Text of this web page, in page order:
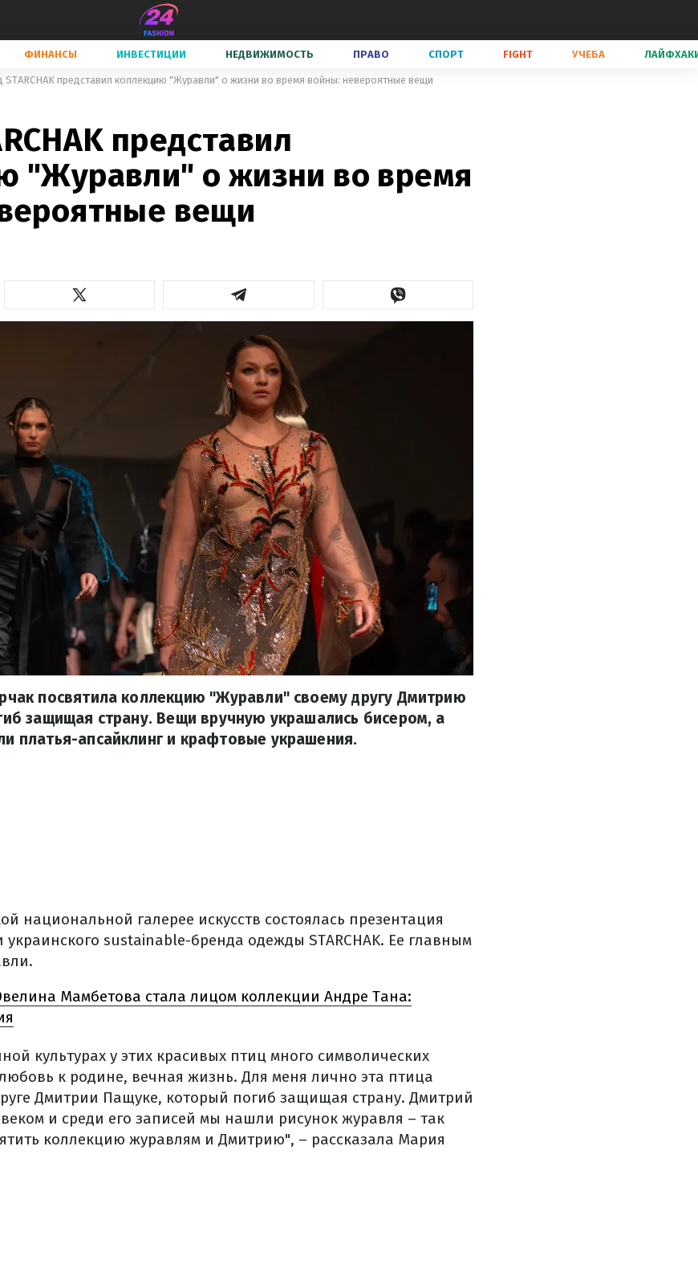
ФИНАНСЫ ИНВЕСТИЦИИ НЕДВИЖИМОСТЬ ПРАВО СПОРТ FIGHT УЧЕБА
STARCHAK представил коллекцию "Журавли" о жизни во время войны: невероятные вещи
представил
"Журавли" о жизни во время
вещи
посвятила коллекцию "Журавли" своему другу Дмитрию
защищая страну. Вещи вручную украшались бисером, а
платья-апсайклинг и крафтовые украшения.
национальной галерее искусств состоялась презентация
sustainable-бренда одежды STARCHAK. Ее главным
Мамбетова стала лицом коллекции Андре Тана:
культурах у этих красивых птиц много символических
к родине, вечная жизнь. Для меня лично эта птица
Дмитрии Пащуке, который погиб защищая страну. Дмитрий
и среди его записей мы нашли рисунок журавля – так
коллекцию журавлям и Дмитрию", – рассказала Мария